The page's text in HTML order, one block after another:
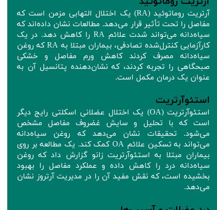
آرتریت روماتوئید (RA) یک اختلال التهابی مزمن است که
مفاصل را تحت تأثیر قرار می‌دهد. مطالعات نشان داده‌اند که
سیاه‌دانه می‌تواند شدت علائم RA را کاهش دهد. در یک
کارآزمایی کنترل‌شده تصادفی، بیماران مبتلا به RA که روغن
سیاه‌دانه مصرف کردند کاهش ورم مفاصل و خشکی
صبحگاهی را تجربه کردند، که نشان‌دهنده پتانسیل آن به
عنوان یک درمان مکمل است.
استئوآرتریت
استئوآرتریت (OA) یک اختلال عضلانی اسکلتی رایج دیگر
است که با تحلیل و سایش غضروف مفاصل مشخص
می‌شود. تحقیقات نشان می‌دهد که روغن سیاه‌دانه
می‌تواند به تسکین علائم OA کمک کند. یک مطالعه بر روی
بیماران مبتلا به استئوآرتریت زانو گزارش داد که روغن
سیاه‌دانه درد را کاهش داده و عملکرد مفاصل را بهبود
بخشیده است، که نقش مفید آن را در مدیریت آرتروز نشان
می‌دهد.